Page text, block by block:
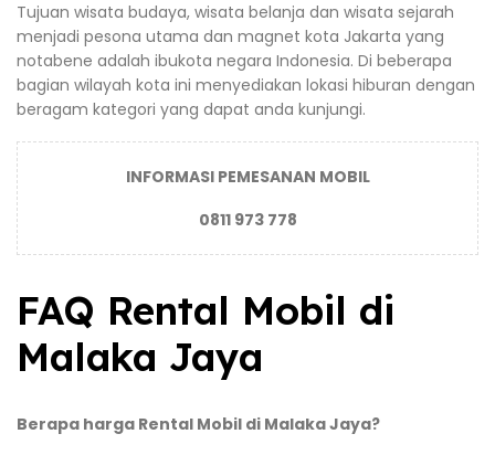
Tujuan wisata budaya, wisata belanja dan wisata sejarah
menjadi pesona utama dan magnet kota Jakarta yang
notabene adalah ibukota negara Indonesia. Di beberapa
bagian wilayah kota ini menyediakan lokasi hiburan dengan
beragam kategori yang dapat anda kunjungi.
INFORMASI PEMESANAN MOBIL
0811 973 778
FAQ Rental Mobil di
Malaka Jaya
Berapa harga Rental Mobil di Malaka Jaya?